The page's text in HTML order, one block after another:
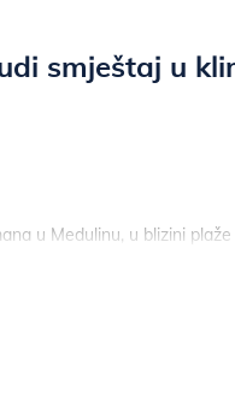
smještaj u
u Medulinu, u blizini